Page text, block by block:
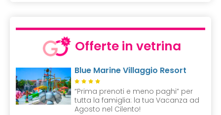
Offerte in vetrina
Blue Marine Villaggio Resort
“Prima prenoti e meno paghi” per
tutta la famiglia: la tua Vacanza ad
Agosto nel Cilento!